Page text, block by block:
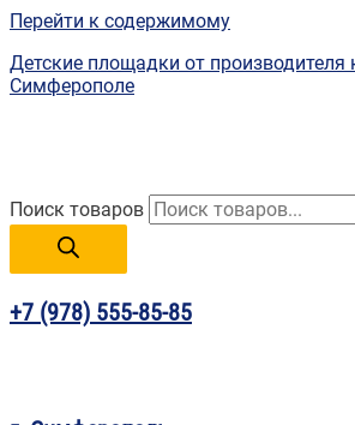
Перейти к содержимому
Детские площадки от производителя
Симферополе
Поиск товаров
+7 (978) 555-85-85